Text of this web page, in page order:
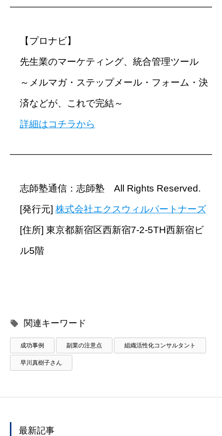
【プロナビ】
先生業のマーケティング、統合管理ツール
～メルマガ・ステップメール・フォーム・決
済などが、これで完結～
詳細はコチラから
志師塾通信：志師塾 All Rights Reserved.
[発行元] 株式会社エクスウィルパートナーズ
[住所] 東京都新宿区西新宿7-2-5TH西新宿ビ
ル5階
関連キーワード
成功事例 副業の注意点 組織活性化コンサルタント
早川真樹子さん
最新記事